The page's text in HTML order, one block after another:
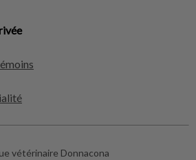
vétérinaire Donnacona